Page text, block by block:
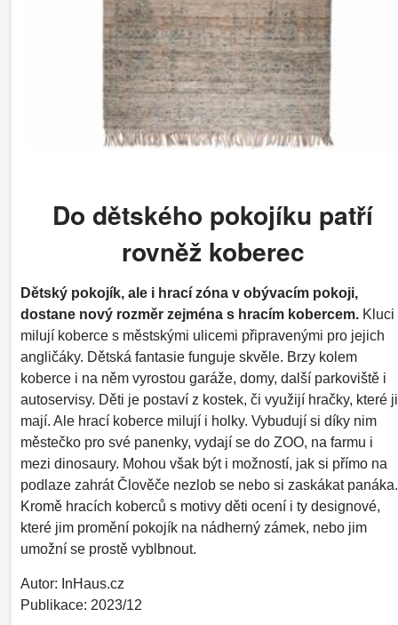
Do dětského pokojíku patří
rovněž koberec
Dětský pokojík, ale i hrací zóna v obývacím pokoji,
dostane nový rozměr zejména s hracím kobercem.Kluci
milují koberce s městskými ulicemi připravenými pro jejich
angličáky. Dětská fantasie funguje skvěle. Brzy kolem
koberce i na něm vyrostou garáže, domy, další parkoviště i
autoservisy. Děti je postaví z kostek, či využijí hračky, které
mají. Ale hrací koberce milují i holky. Vybudují si díky nim
městečko pro své panenky, vydají se do ZOO, na farmu i
mezi dinosaury. Mohou však být i možností, jak si přímo na
podlaze zahrát Člověče nezlob se nebo si zaskákat panáka.
Kromě hracích koberců s motivy děti ocení i ty designové,
které jim promění pokojík na nádherný zámek, nebo jim
umožní se prostě vyblbnout.
Autor: InHaus.cz
Publikace: 2023/12